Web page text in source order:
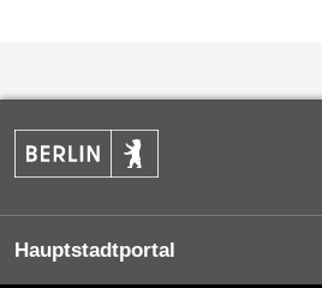
Hauptstadtportal